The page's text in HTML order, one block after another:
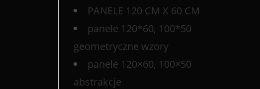
PANELE 120 CM X 60 CM
panele 120*60, 100*50
geometryczne wzory
panele 120×60, 100×50
abstrakcje